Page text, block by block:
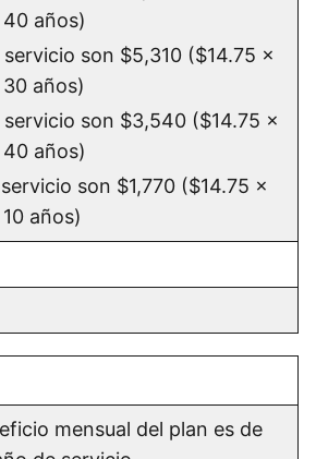
40 años)
son $5,310 ($14.75 x
años)
son $3,540 ($14.75 x
40 años)
son $1,770 ($14.75 x
años)
mensual del plan es de